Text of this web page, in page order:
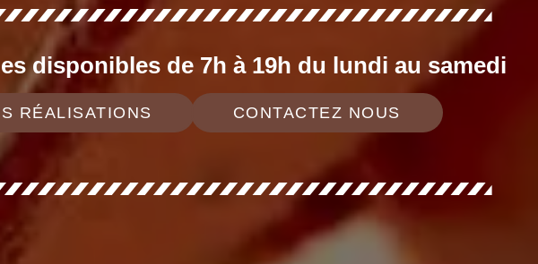
disponibles de 7h à 19h du lundi au samedi
RÉALISATIONS CONTACTEZ NOUS